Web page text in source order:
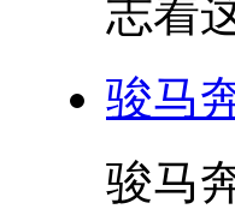
志着
骏马
骏马